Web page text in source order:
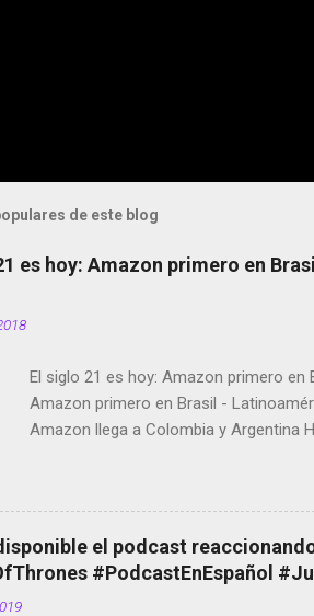
de este blog
es hoy: Amazon primero en
El siglo 21 es hoy: Amazon primero en
Amazon primero en Brasil -
Amazon llega a Colombia y Argentina
copyright en Instagram Música y
Scott saca a Kevin Spacey de su
el smartphone en sus misas La serie
de bicicletas de alquiler Stop Motion
tumbado. Amazon Music: Chingo yo,
el podcast
#PodcastEnEspañol